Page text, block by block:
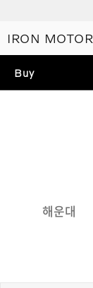
IRON
Buy
해운대
Electric
Mild